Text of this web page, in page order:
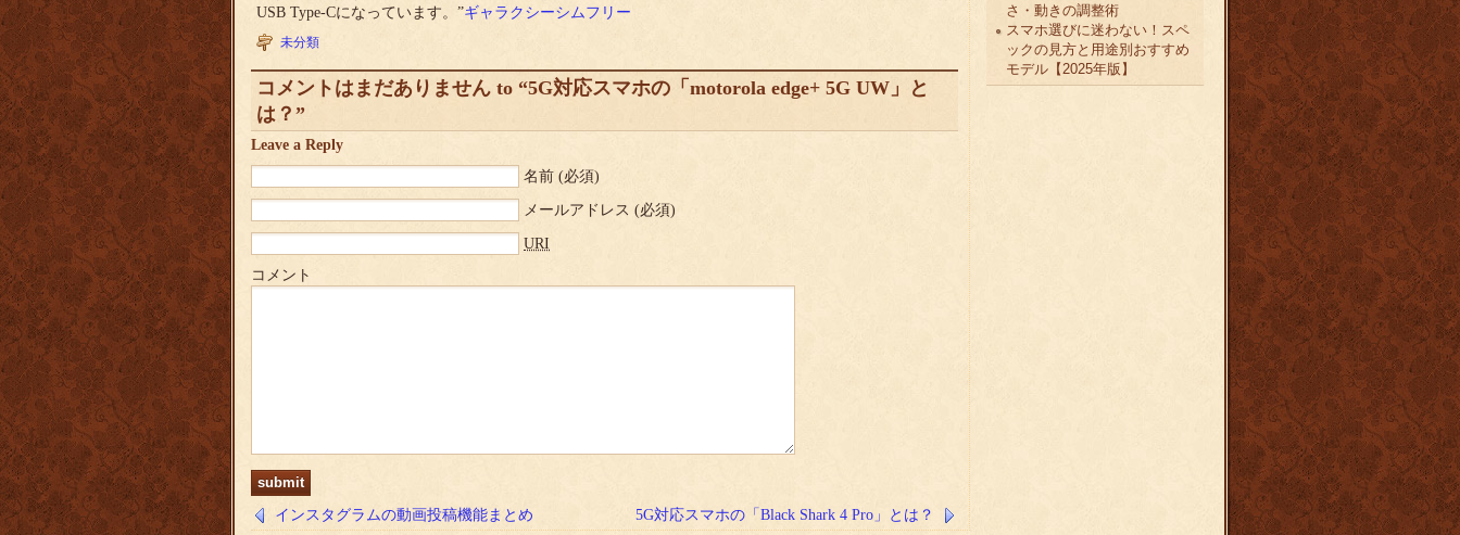
USB Type-Cになっています。”ギャラクシーシムフリー
未分類
コメントはまだありません to “5G対応スマホの「motorola edge+ 5G UW」と
は？”
Leave a Reply
名前 (必須)
メールアドレス (必須)
URI
コメント
インスタグラムの動画投稿機能まとめ 5G対応スマホの「Black Shark 4 Pro」とは？
さ・動きの調整術
スマホ選びに迷わない！スペ
ックの見方と用途別おすすめ
モデル【2025年版】